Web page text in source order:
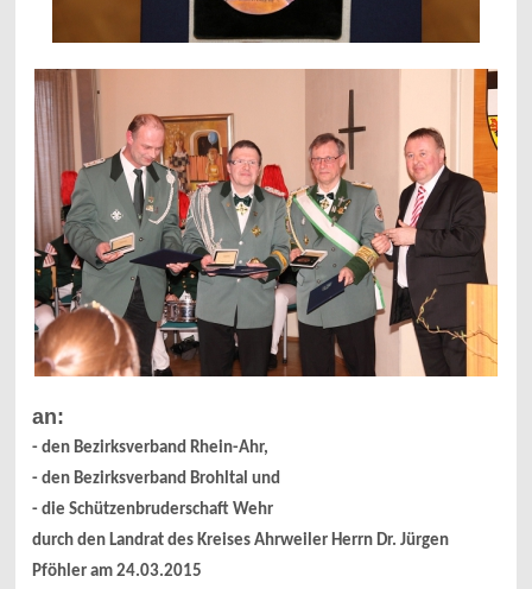
an:
- den Bezirksverband Rhein-Ahr,
- den Bezirksverband Brohltal und
- die Schützenbruderschaft Wehr
durch den Landrat des Kreises Ahrweiler Herrn Dr. Jürgen
Pföhler am 24.03.2015